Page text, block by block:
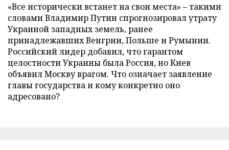
«Все исторически встанет на свои места» – такими
словами Владимир Путин спрогнозировал утрату
Украиной западных земель, ранее
принадлежавших Венгрии, Польше и Румынии.
Российский лидер добавил, что гарантом
целостности Украины была Россия, но Киев
объявил Москву врагом. Что означает заявление
главы государства и кому конкретно оно
адресовано?